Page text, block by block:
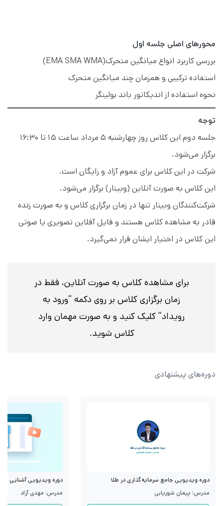
محورهای اصلی جلسه اول
بررسی کاربرد انواع میانگین متحرک(EMA SMA WMA)
استفاده ترکیبی و همزمان چند میانگین متحرک
نحوه استفاده از اندیکاتور باند بولینگر
توجه
جلسه دوم این کلاس روز چهارشنبه 5 مرداد ساعت 15 تا 16:30
برگزار می‌شود.
شرکت در این کلاس برای عموم آزاد و رایگان است.
این کلاس به صورت آنلاین (وبینار) برگزار می‌شود.
شرکت‌کنندگان وبینار تنها در زمان برگزاری کلاس و به صورت زنده
قادر به مشاهده کلاس هستند و فایل آفلاین تصویری یا صوتی
این کلاس در اختیار ایشان قرار نمی‌گیرد.
برای مشاهده کلاس به صورت آنلاین، فقط در
زمان برگزاری کلاس بر روی دکمه “ورود به
رویداد” کلیک کنید و به صورت مهمان وارد
کلاس شوید.
دوره‌های پیشنهادی
دوره ویدیویی جامع سرمایه‌گذاری در طلا
مدرس: پیمان شوریابی
دوره ویدیویی آشنایی با
مدرس: مهدی آزاد